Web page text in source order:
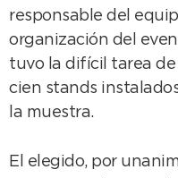
responsable del
organización del
tuvo la difícil tarea de
cien stands
la muestra.
El elegido, por